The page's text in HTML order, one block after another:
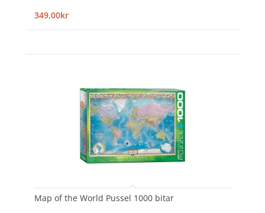
349,00kr
Map of the World Pussel 1000 bitar